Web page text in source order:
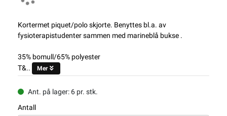
Kortermet piquet/polo skjorte. Benyttes bl.a. av
fysioterapistudenter sammen med marineblå bukse .
35% bomull/65% polyester
T&..
Mer
Ant. på lager: 6 pr. stk.
Antall